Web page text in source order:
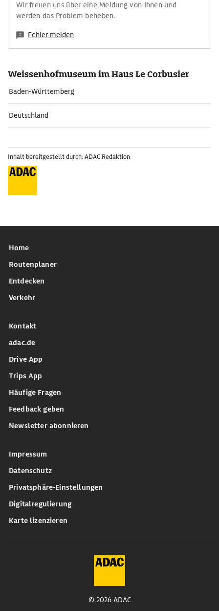
Wir freuen uns über eine Meldung von Ihnen und
werden das Problem beheben.
Fehler melden
Weissenhofmuseum im Haus Le Corbusier
Baden-Württemberg
Deutschland
Inhalt bereitgestellt durch: ADAC Redaktion
Home
Routenplaner
Entdecken
Verkehr
Kontakt
adac.de
Drive App
Trips App
Häufige Fragen
Feedback geben
Newsletter abonnieren
Impressum
Datenschutz
Privatsphäre-Einstellungen
Digitalregulierung
Karte lizenzieren
© 2026 ADAC